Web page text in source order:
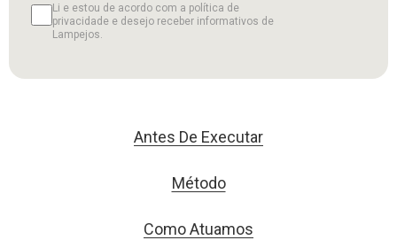
Li e estou de acordo com a política de
privacidade e desejo receber informativos de
Lampejos.
Antes De Executar
Método
Como Atuamos